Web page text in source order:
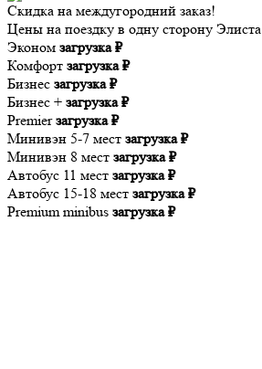
Скидка на междугородний заказ!
Цены на поездку в одну сторону Элиста
Эконом загрузка ₽
Комфорт загрузка ₽
Бизнес загрузка ₽
Бизнес + загрузка ₽
Premier загрузка ₽
Минивэн 5-7 мест загрузка ₽
Минивэн 8 мест загрузка ₽
Автобус 11 мест загрузка ₽
Автобус 15-18 мест загрузка ₽
Premium minibus загрузка ₽